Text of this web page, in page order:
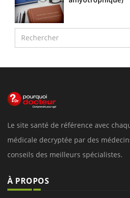
Le site santé de référence avec
médicale decryptée par des
conseils des meilleurs spécialistes.
À PROPOS